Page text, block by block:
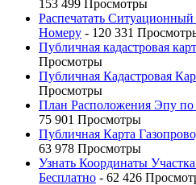
153 499 Просмотры
Распечатать
Номеру - 120 331
Публичная кадастровая
Просмотры
Публичная Кадастровая
Просмотры
План Расположения Эпу
75 901 Просмотры
Публичная Карта
63 978 Просмотры
Узнать Координаты
Бесплатно - 62 426